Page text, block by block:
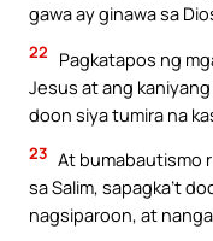
gawa ay ginawa sa
22
Pagkatapos ng
Jesus at ang
doon siya tumira na
23 At bumabautismo
sa Salim, sapagka’t
nagsiparoon, at